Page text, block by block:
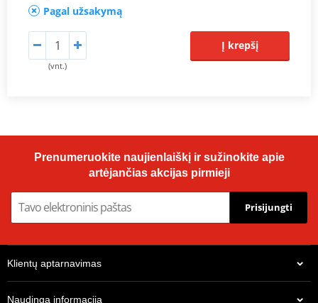
Pagal užsakymą
(vnt.)
Į krepšį
Prenumeruokite naujienlaiškį ir sužinokite apie
artėjančias akcijas pirmieji
Prisijungti
Klientų aptarnavimas
Naudinga informacija